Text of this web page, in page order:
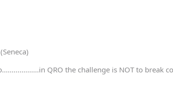
QRO the challenge is NOT to break